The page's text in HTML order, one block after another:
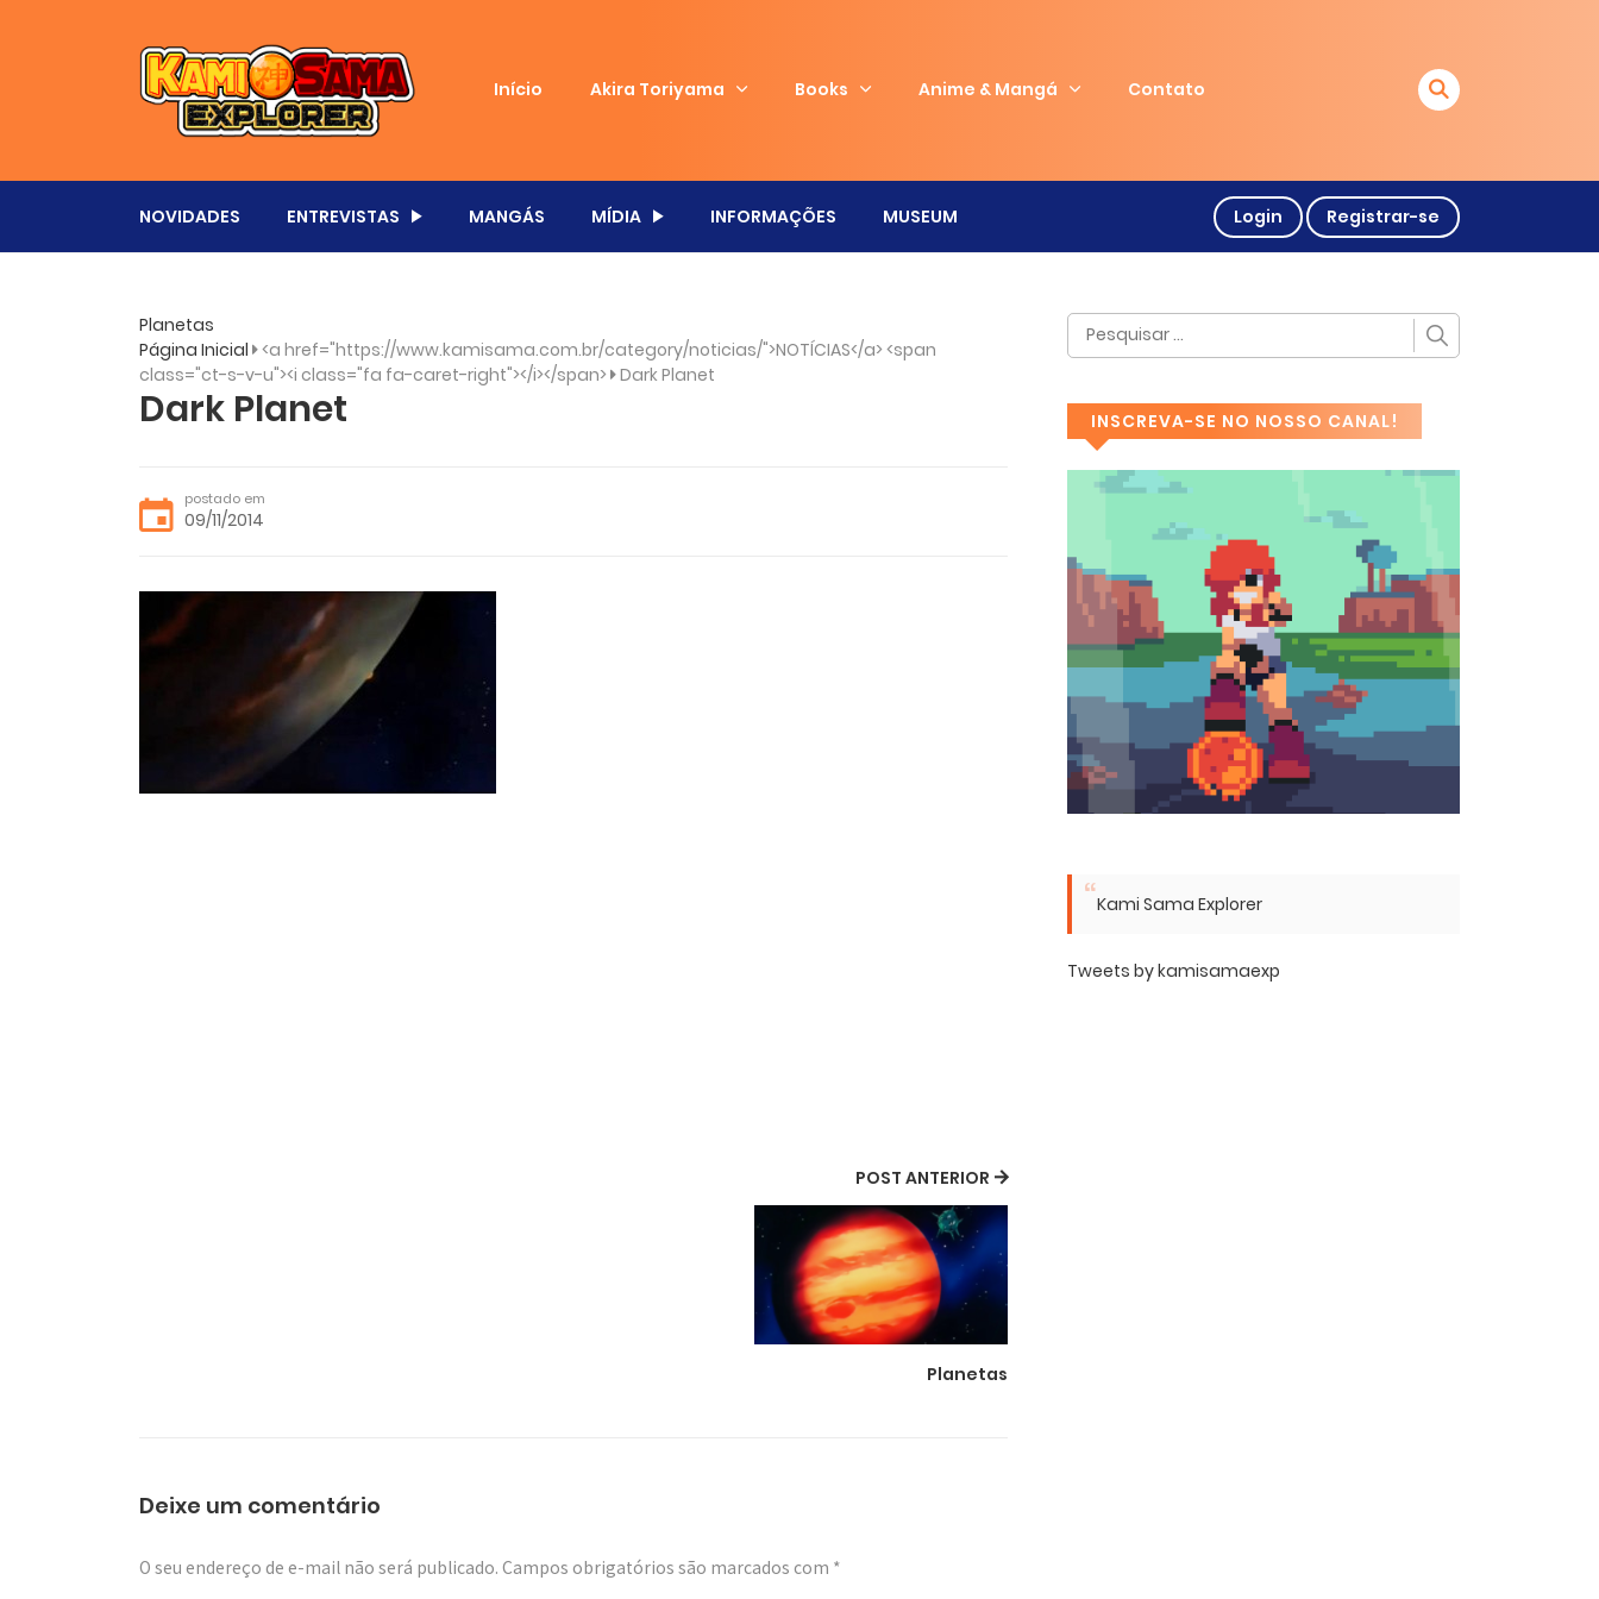
Início Akira Toriyama Books Anime & Mangá Contato
NOVIDADES ENTREVISTAS MANGÁS MÍDIA INFORMAÇÕES MUSEUM Login Registrar-se
Planetas
Página Inicial <a href="https://www.kamisama.com.br/category/noticias/">NOTÍCIAS</a> <span
class="ct-s-v-u"><i class="fa fa-caret-right"></i></span> Dark Planet
Dark Planet
postado em
09/11/2014
POST ANTERIOR
Planetas
Deixe um comentário
O seu endereço de e-mail não será publicado. Campos obrigatórios são marcados com *
INSCREVA-SE NO NOSSO CANAL!
Kami Sama Explorer
Tweets by kamisamaexp